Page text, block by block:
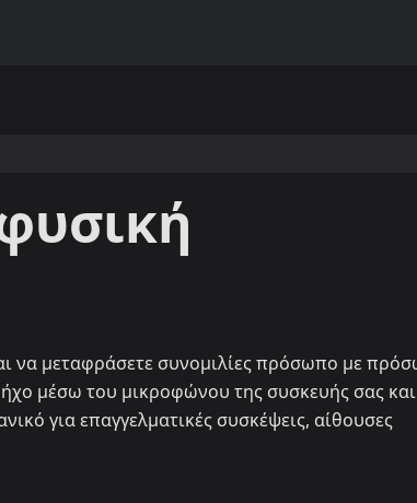
να μεταφράσετε συνομιλίες πρόσωπο με
μέσω του μικροφώνου της συσκευής σας και
για επαγγελματικές συσκέψεις, αίθουσες